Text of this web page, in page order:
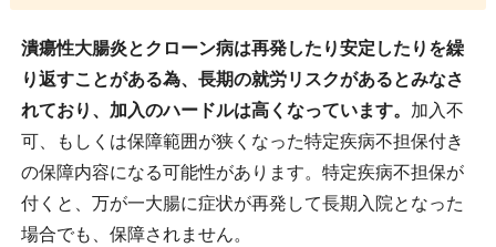
潰瘍性大腸炎とクローン病は再発したり安定したりを繰
り返すことがある為、長期の就労リスクがあるとみなさ
れており、加入のハードルは高くなっています。 加入不
可、もしくは保障範囲が狭くなった特定疾病不担保付き
の保障内容になる可能性があります。特定疾病不担保が
付くと、万が一大腸に症状が再発して長期入院となった
場合でも、保障されません。